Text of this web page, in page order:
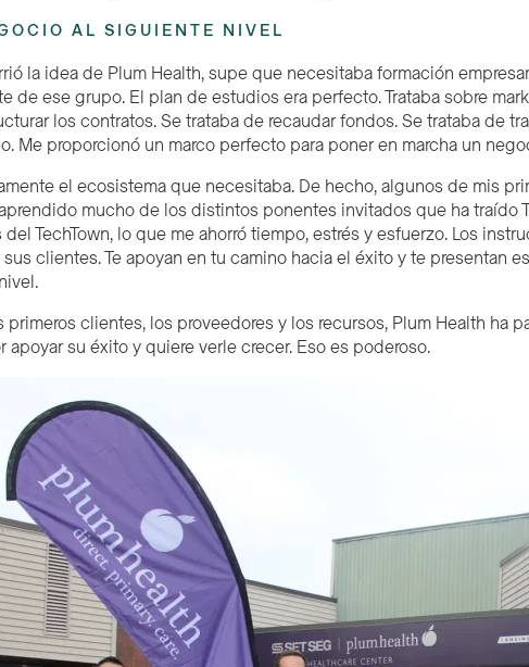
AL SIGUIENTE NIVEL
la idea de Plum Health, supe que necesitaba formación
de ese grupo. El plan de estudios era perfecto. Trataba sobre
los contratos. Se trataba de recaudar fondos. Se trataba de
Me proporcionó un marco perfecto para poner en marcha un
el ecosistema que necesitaba. De hecho, algunos de mis
mucho de los distintos ponentes invitados que ha traído
del TechTown, lo que me ahorró tiempo, estrés y esfuerzo. Los
clientes. Te apoyan en tu camino hacia el éxito y te presentan
primeros clientes, los proveedores y los recursos, Plum Health ha
apoyar su éxito y quiere verle crecer. Eso es poderoso.